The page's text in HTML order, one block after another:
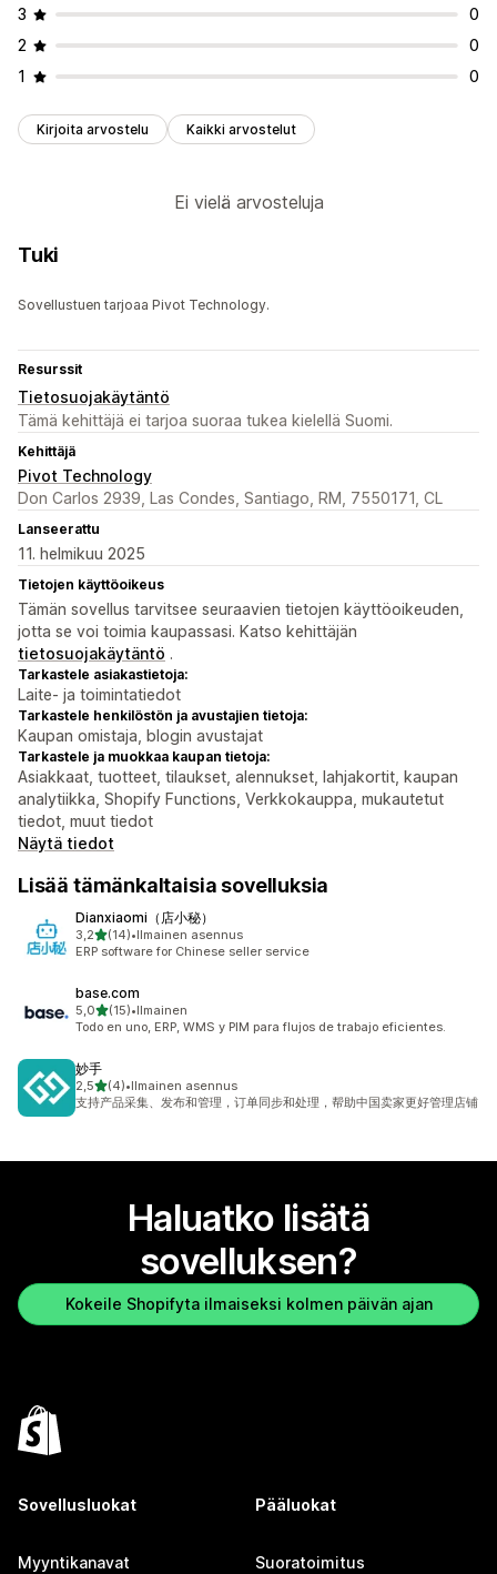
3
0
2
0
1
0
Kirjoita arvostelu Kaikki arvostelut
Ei vielä arvosteluja
Tuki
Sovellustuen tarjoaa Pivot Technology.
Resurssit
Tietosuojakäytäntö
Tämä kehittäjä ei tarjoa suoraa tukea kielellä Suomi.
Kehittäjä
Pivot Technology
Don Carlos 2939, Las Condes, Santiago, RM, 7550171, CL
Lanseerattu
11. helmikuu 2025
Tietojen käyttöoikeus
Tämän sovellus tarvitsee seuraavien tietojen käyttöoikeuden,
jotta se voi toimia kaupassasi. Katso kehittäjän
tietosuojakäytäntö .
Tarkastele asiakastietoja:
Laite- ja toimintatiedot
Tarkastele henkilöstön ja avustajien tietoja:
Kaupan omistaja, blogin avustajat
Tarkastele ja muokkaa kaupan tietoja:
Asiakkaat, tuotteet, tilaukset, alennukset, lahjakortit, kaupan
analytiikka, Shopify Functions, Verkkokauppa, mukautetut
tiedot, muut tiedot
Näytä tiedot
Lisää tämänkaltaisia sovelluksia
Dianxiaomi（店小秘）
3,2/ 5 tähteä
(14)
14 arvostelua yhteensä
•Ilmainen asennus
ERP software for Chinese seller service
base.com
5,0/ 5 tähteä
(15)
15 arvostelua yhteensä
•Ilmainen
Todo en uno, ERP, WMS y PIM para flujos de trabajo eficientes.
妙手
2,5/ 5 tähteä
(4)
4 arvostelua yhteensä
•Ilmainen asennus
支持产品采集、发布和管理，订单同步和处理，帮助中国卖家更好管理店铺
Haluatko lisätä
sovelluksen?
Kokeile Shopifyta ilmaiseksi kolmen päivän ajan
Sovellusluokat
Myyntikanavat
Pääluokat
Suoratoimitus